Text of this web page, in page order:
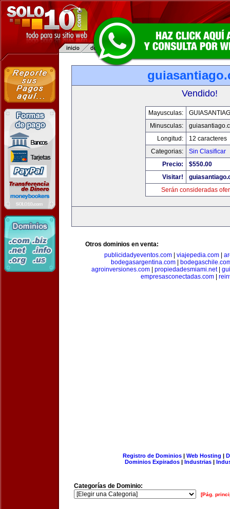
Vendido!
Mayusculas:
Minusculas:
Longitud:
12 caracteres
Categorias:
Sin Clasificar
Precio:
$550.00
Visitar!
Serán consideradas
Otros dominios en venta:
publicidadyeventos.com| viajepedia.com|
bodegasargentina.com|
agroinversiones.com
propiedadesmiami.net|
empresasconectadas.com|
Registro de Dominios| Web Hosting |
Dominios Expirados | Industrias |
Categorías de Dominio:
[Pág.